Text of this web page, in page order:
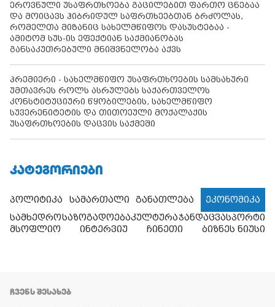
ეროვნული უსაფრთხოება გაცილებით ფართო ცნებაა
და მოიცავს ჰიბრიდულ საფრთხეებთან ბრძოლას,
რომელთა მიზანიც სახელმწიფოს დასუსტებაა -
ამიტომ სუს-ის ეფექტიან საქმიანობას
განსაკუთრებული მნიშვნელობა აქვს
პრემიერი - სახელმწიფო უსაფრთხოების სამსახური
უმთავრეს როლს ასრულებს საქართველოს
კონსტიტუციური წყობილების, სახელმწიფო
სუვერენიტეტის და თითოეული მოქალაქის
უსაფრთხოების დაცვის საქმეში
ᲙᲐᲢᲔᲒᲝᲠᲘᲔᲑᲘ
პოლიტიკა სამართალი განათლება
ეკონომიკა
სამხედროსაზოგადოებაკულტურაჯანდაცვასპორტი
მსოფლიო
ინტერვიუ ჩინეთი ბიზნეს ნიუსი
ᲩᲕᲔᲜᲡ ᲨᲔᲡᲐᲮᲔᲑ